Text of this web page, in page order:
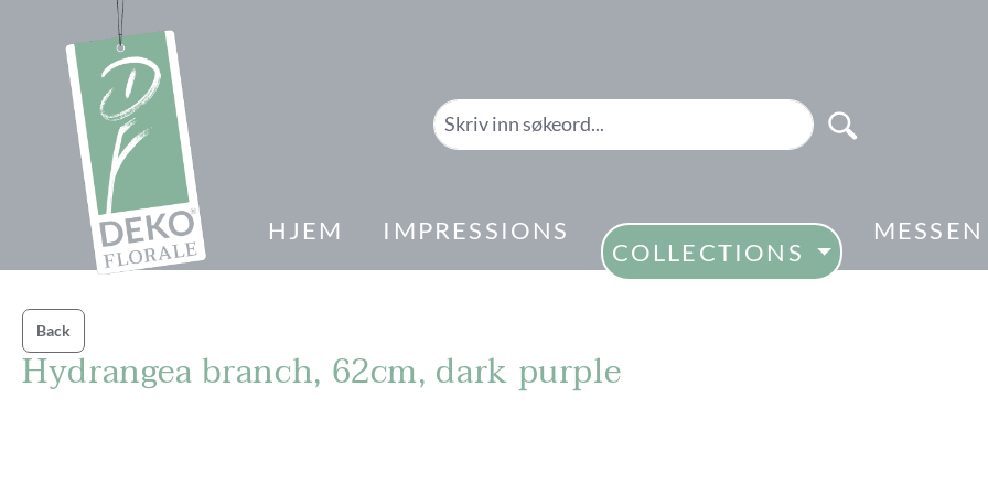
Gå til hovednavigasjon
HJEM IMPRESSIONS
COLLECTIONS
MESSEN
Back
Hydrangea branch, 62cm, dark purple